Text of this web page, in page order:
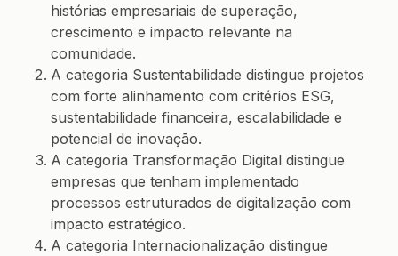
histórias empresariais de superação,
crescimento e impacto relevante na
comunidade.
A categoria Sustentabilidade distingue projetos
com forte alinhamento com critérios ESG,
sustentabilidade financeira, escalabilidade e
potencial de inovação.
A categoria Transformação Digital distingue
empresas que tenham implementado
processos estruturados de digitalização com
impacto estratégico.
A categoria Internacionalização distingue